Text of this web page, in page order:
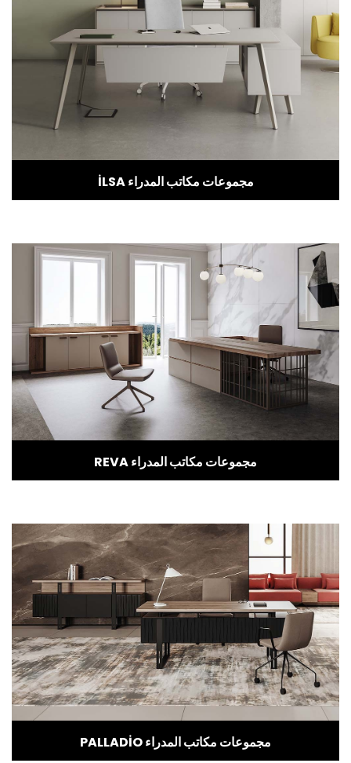
İLSA مجموعات مكاتب المدراء
REVA مجموعات مكاتب المدراء
PALLADİO مجموعات مكاتب المدراء